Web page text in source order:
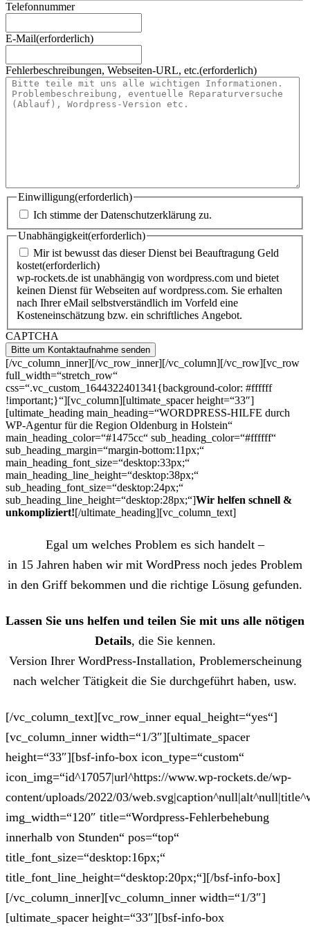
Telefonnummer
E-Mail(erforderlich)
Fehlerbeschreibungen, Webseiten-URL, etc.(erforderlich)
Einwilligung(erforderlich)
Ich stimme der Datenschutzerklärung zu.
Unabhängigkeit(erforderlich)
Mir ist bewusst das dieser Dienst bei Beauftragung Geld
kostet(erforderlich)
wp-rockets.de ist unabhängig von wordpress.com und bietet
keinen Dienst für Webseiten auf wordpress.com. Sie erhalten
nach Ihrer eMail selbstverständlich im Vorfeld eine
Kosteneinschätzung bzw. ein schriftliches Angebot.
CAPTCHA
[/vc_column_inner][/vc_row_inner][/vc_column][/vc_row][vc_row
full_width=“stretch_row“
css=“.vc_custom_1644322401341{background-color: #ffffff
!important;}“][vc_column][ultimate_spacer height=“33″]
[ultimate_heading main_heading=“WORDPRESS-HILFE durch
WP-Agentur für die Region Oldenburg in Holstein“
main_heading_color=“#1475cc“ sub_heading_color=“#ffffff“
sub_heading_margin=“margin-bottom:11px;“
main_heading_font_size=“desktop:33px;“
main_heading_line_height=“desktop:38px;“
sub_heading_font_size=“desktop:24px;“
sub_heading_line_height=“desktop:28px;“]Wir helfen schnell &
unkompliziert![/ultimate_heading][vc_column_text]
Egal um welches Problem es sich handelt –
in 15 Jahren haben wir mit WordPress noch jedes Problem
in den Griff bekommen und die richtige Lösung gefunden.
Lassen Sie uns helfen und teilen Sie mit uns alle nötigen
Details, die Sie kennen.
Version Ihrer WordPress-Installation, Problemerscheinung
nach welcher Tätigkeit die Sie durchgeführt haben, usw.
[/vc_column_text][vc_row_inner equal_height=“yes“]
[vc_column_inner width=“1/3″][ultimate_spacer
height=“33″][bsf-info-box icon_type=“custom“
icon_img=“id^17057|url^https://www.wp-rockets.de/wp-
content/uploads/2022/03/
img_width=“120″ title=“Wordpress-Fehlerbehebung
innerhalb von Stunden“ pos=“top“
title_font_size=“desktop:16px;“
title_font_line_height=“desktop:20px;“][/bsf-info-box]
[/vc_column_inner][vc_column_inner width=“1/3″]
[ultimate_spacer height=“33″][bsf-info-box